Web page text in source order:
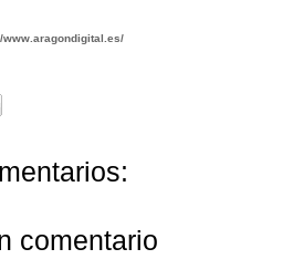
www.aragondigital.es/
comentario